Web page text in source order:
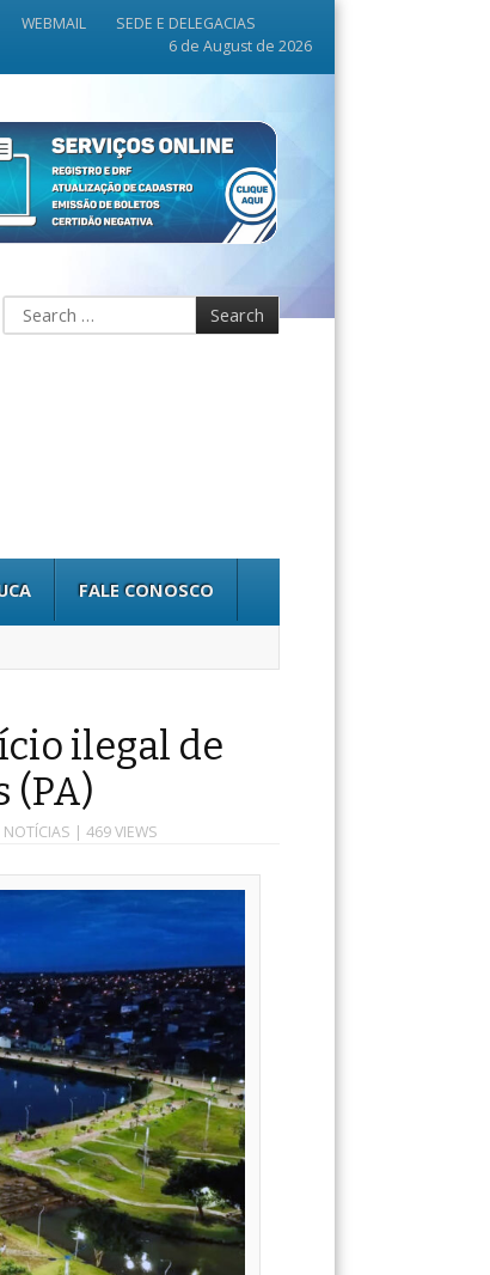
WEBMAIL
SEDE E DELEGACIAS
6 de August de 2026
FALE CONOSCO
ilegal de
(PA)
NOTÍCIAS | 469 VIEWS